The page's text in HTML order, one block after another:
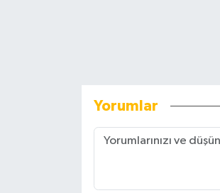
Yorumlar